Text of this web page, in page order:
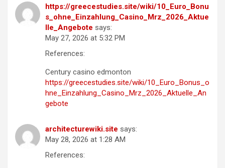
https://greecestudies.site/wiki/10_Euro_Bonu
s_ohne_Einzahlung_Casino_Mrz_2026_Aktue
lle_Angebote says:
May 27, 2026 at 5:32 PM
References:
Century casino edmonton
https://greecestudies.site/wiki/10_Euro_Bonus_o
hne_Einzahlung_Casino_Mrz_2026_Aktuelle_An
gebote
architecturewiki.site says:
May 28, 2026 at 1:28 AM
References: